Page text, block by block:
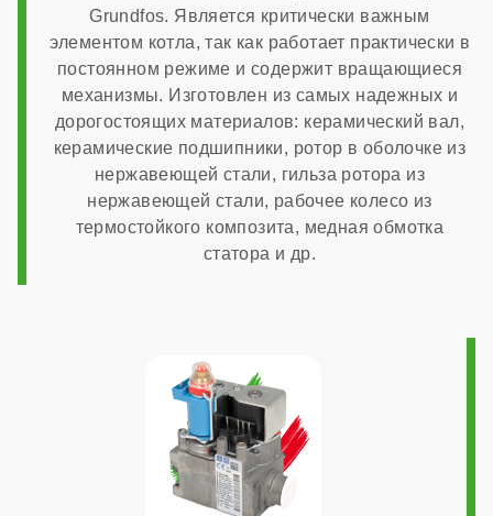
Италия
Расчетный срок службы
10 лет
7 лет
Grundfos. Является критически важным
элементом котла, так как работает практически в
постоянном режиме и содержит вращающиеся
механизмы. Изготовлен из самых надежных и
дорогостоящих материалов: керамический вал,
керамические подшипники, ротор в оболочке из
нержавеющей стали, гильза ротора из
нержавеющей стали, рабочее колесо из
термостойкого композита, медная обмотка
статора и др.